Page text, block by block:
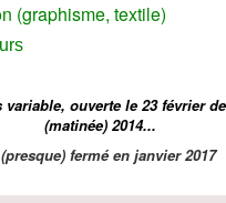
(graphisme, textile)
ouverte le 23 février
(matinée) 2014...
fermé en janvier 2017